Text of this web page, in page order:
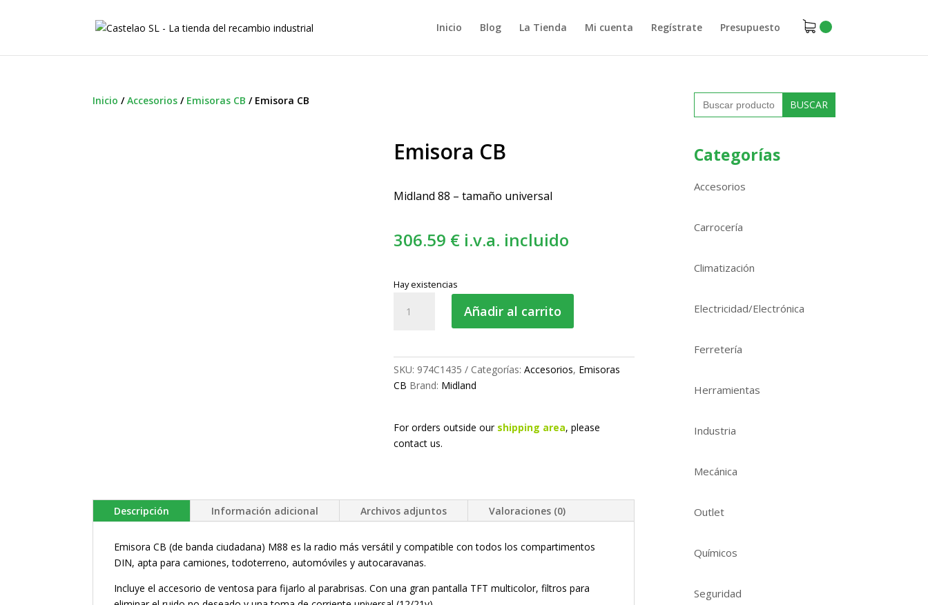
Inicio Blog La Tienda Mi cuenta Regístrate Presupuesto
Inicio /Accesorios / Emisoras CB / Emisora CB
Emisora CB
Midland 88 – tamaño universal
306.59 € i.v.a. incluido
Hay existencias
Añadir al carrito
SKU: 974C1435 Categorías: Accesorios, Emisoras
CB Brand: Midland
For orders outside our shipping area, please
contact us.
Descripción Información adicional Archivos adjuntos Valoraciones (0)
Emisora CB (de banda ciudadana) M88 es la radio más versátil y compatible con todos los compartimentos
DIN, apta para camiones, todoterreno, automóviles y autocaravanas.
Incluye el accesorio de ventosa para fijarlo al parabrisas. Con una gran pantalla TFT multicolor, filtros para
Buscar:
Categorías
Accesorios
Carrocería
Climatización
Electricidad/Electrónica
Ferretería
Herramientas
Industria
Mecánica
Outlet
Químicos
Seguridad